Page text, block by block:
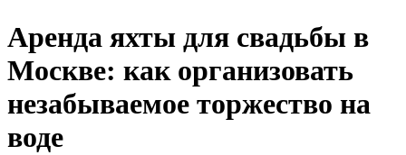
Аренда яхты для свадьбы в
Москве: как организовать
незабываемое торжество на
воде